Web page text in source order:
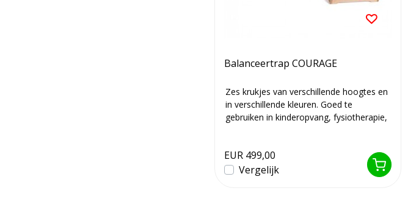
Balanceertrap COURAGE
Zes krukjes van verschillende hoogtes en
in verschillende kleuren. Goed te
gebruiken in kinderopvang, fysiotherapie,
EUR 499,00
Vergelijk